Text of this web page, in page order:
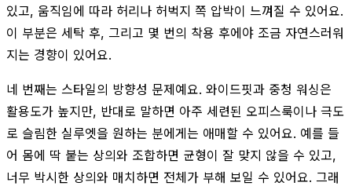
있고, 움직임에 따라 허리나 허벅지 쪽 압박이 느껴질 수 있어요.
이 부분은 세탁 후, 그리고 몇 번의 착용 후에야 조금 자연스러워
지는 경향이 있어요.
네 번째는 스타일의 방향성 문제예요. 와이드핏과 중청 워싱은
활용도가 높지만, 반대로 말하면 아주 세련된 오피스룩이나 극도
로 슬림한 실루엣을 원하는 분에게는 애매할 수 있어요. 예를 들
어 몸에 딱 붙는 상의와 조합하면 균형이 잘 맞지 않을 수 있고,
너무 박시한 상의와 매치하면 전체가 부해 보일 수 있어요. 그래